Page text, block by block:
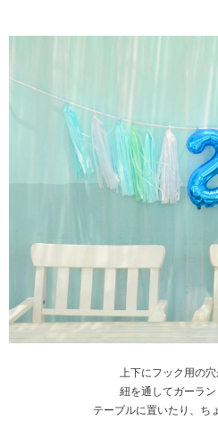
上下にフック用の
紐を通してガーラン
テーブルに置いたり、